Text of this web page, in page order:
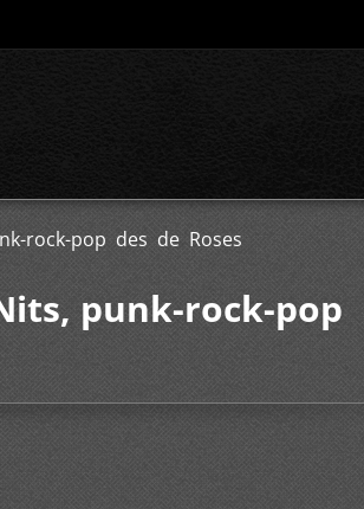
rock-pop des de Roses
punk-rock-pop